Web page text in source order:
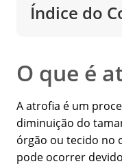
Índice do
O que é
A atrofia é um
diminuição do
órgão ou tecido no
pode ocorrer